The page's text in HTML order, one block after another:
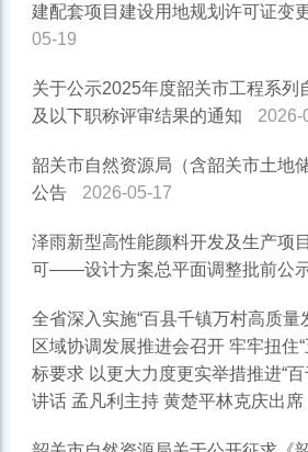
建配套项目建设用地规划许可证变
05-19
关于公示2025年度韶关市工程系列
及以下职称评审结果的通知
2026-
韶关市自然资源局（含韶关市土地
公告
2026-05-17
泽雨新型高性能颜料开发及生产项
可——设计方案总平面调整批前公
全省深入实施“百县千镇万村高质量
区域协调发展推进会召开 牢牢扭住“
标要求 以更大力度更实举措推进“百
讲话 孟凡利主持 黄楚平林克庆出席